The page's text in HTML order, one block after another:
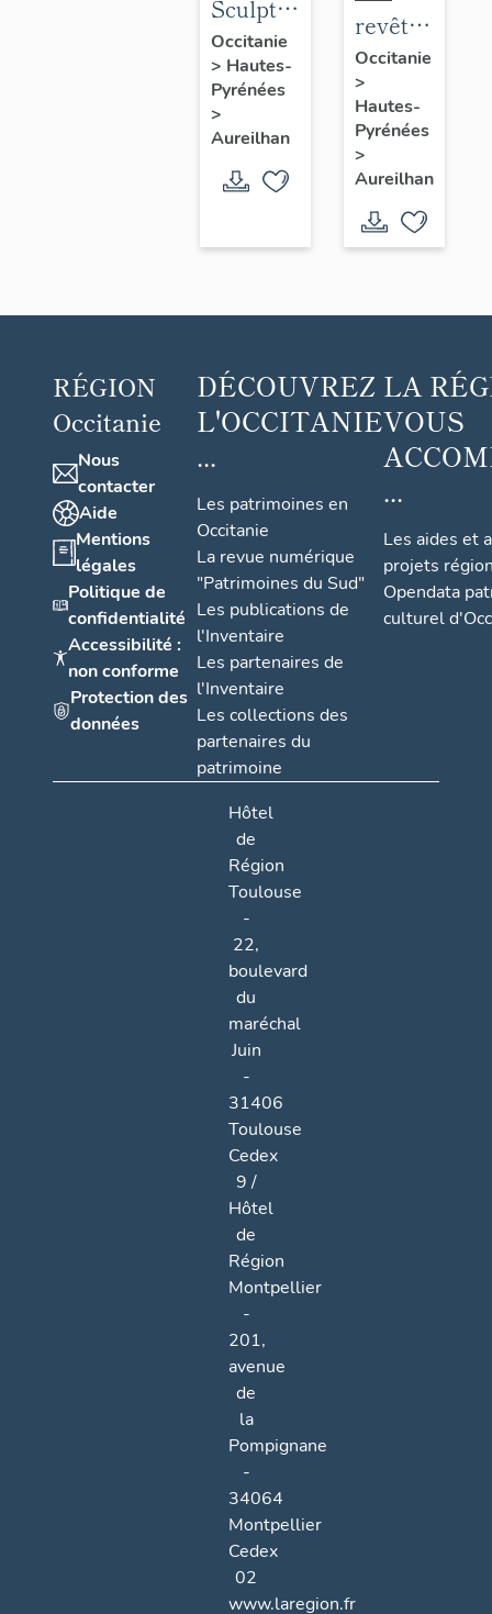
Sculpture
: La
rivière
Occitanie
> Hautes-
Pyrénées
>
Aureilhan
revêtement
intérieur
: décor
de
céramique
Occitanie
>
Hautes-
Pyrénées
>
Aureilhan
RÉGION
Occitanie
Nous
contacter
Aide
Mentions
légales
Politique de
confidentialité
Accessibilité :
non conforme
Protection des
données
DÉCOUVREZ
L'OCCITANIE
...
Les patrimoines en
Occitanie
La revue numérique
"Patrimoines du Sud"
Les publications de
l'Inventaire
Les partenaires de
l'Inventaire
Les collections des
partenaires du
patrimoine
LA
VOUS
...
Les aides et
projets
Opendata
culturel
Hôtel
de
Région
Toulouse
-
22,
boulevard
du
maréchal
Juin
-
31406
Toulouse
Cedex
9 /
Hôtel
de
Région
Montpellier
-
201,
avenue
de
la
Pompignane
-
34064
Montpellier
Cedex
02
www.laregion.fr